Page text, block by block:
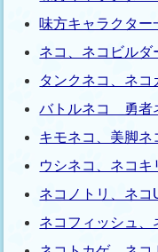
味方キャラクタ
ネコ、ネコビルダ
タンクネコ、ネコ
バトルネコ 勇者
キモネコ、美脚ネ
ウシネコ、ネコキ
ネコノトリ、ネコ
ネコフィッシュ、